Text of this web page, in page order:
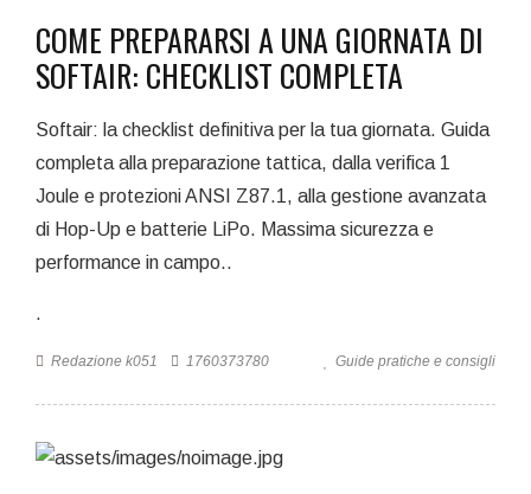
COME PREPARARSI A UNA GIORNATA DI
SOFTAIR: CHECKLIST COMPLETA
Softair: la checklist definitiva per la tua giornata. Guida
completa alla preparazione tattica, dalla verifica 1
Joule e protezioni ANSI Z87.1, alla gestione avanzata
di Hop-Up e batterie LiPo. Massima sicurezza e
performance in campo..
.
Redazione k051 1760373780 Guide pratiche e consigli